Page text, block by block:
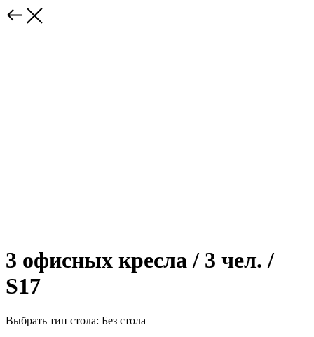
3 офисных кресла / 3 чел. /
S17
Выбрать тип стола: Без стола